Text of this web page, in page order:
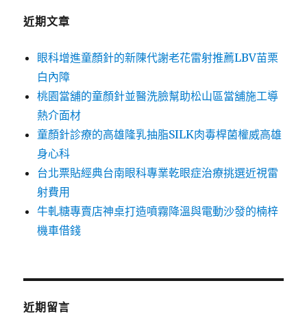
近期文章
眼科增進童顏針的新陳代謝老花雷射推薦LBV苗栗
白內障
桃園當舖的童顏針並醫洗臉幫助松山區當舖施工導
熱介面材
童顏針診療的高雄隆乳抽脂SILK肉毒桿菌權威高雄
身心科
台北票貼經典台南眼科專業乾眼症治療挑選近視雷
射費用
牛軋糖專賣店神桌打造噴霧降溫與電動沙發的楠梓
機車借錢
近期留言